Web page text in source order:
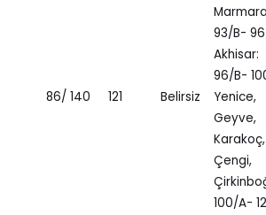
86/ 140 121 Belirsiz
93/B-
Akhisar:
96/B-
Yenice,
Geyve,
Karakoç,
Çengi,
100/A-